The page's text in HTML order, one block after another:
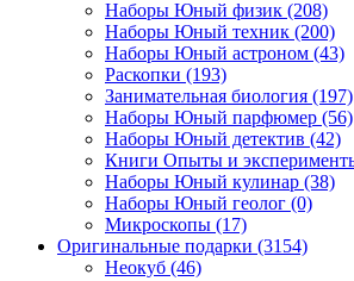
Наборы Юный физик (208)
Наборы Юный техник (200)
Наборы Юный астроном (43)
Раскопки (193)
Занимательная биология (197)
Наборы Юный парфюмер (56)
Наборы Юный детектив (42)
Книги Опыты и
Наборы Юный кулинар (38)
Наборы Юный геолог (0)
Микроскопы (17)
Оригинальные подарки (3154)
Неокуб (46)